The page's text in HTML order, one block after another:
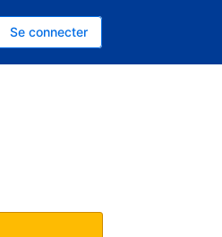
américain.
ci : Français.
Se connecter